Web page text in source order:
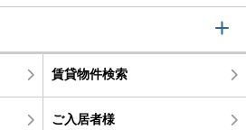
賃貸物件検索
ご入居者様